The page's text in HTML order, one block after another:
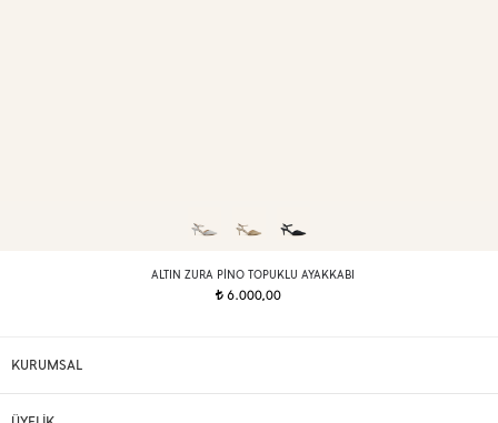
ALTIN ZURA PINO TOPUKLU AYAKKABI
t6.000,00
KURUMSAL